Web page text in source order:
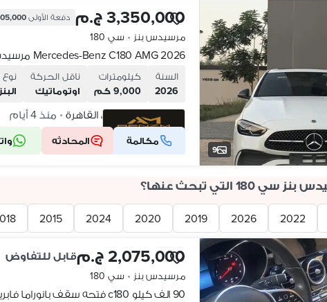
9
3,350,000 ج.م دفعة الأولى
مرسيدس بنز • سي 180
Mercedes-Benz C180 AMG 2026 مرسيدس بنز سي
السنة
2026
كيلومترات
9,000 كم
ناقل الحركة
اوتوماتيك
نوع
القاهرة الجديدة، القاهرة • منذ 4 أيام
مكالمة المحادثه شركة موثقة
التي تبحث عنها؟
2022
2026
2019
2020
2024
2015
2,075,000 ج.م قابل للتفاوض
مرسيدس بنز • سي 180
90 الف كيلو c180 فتحه سقف بانوراما فابريكه بلكامل